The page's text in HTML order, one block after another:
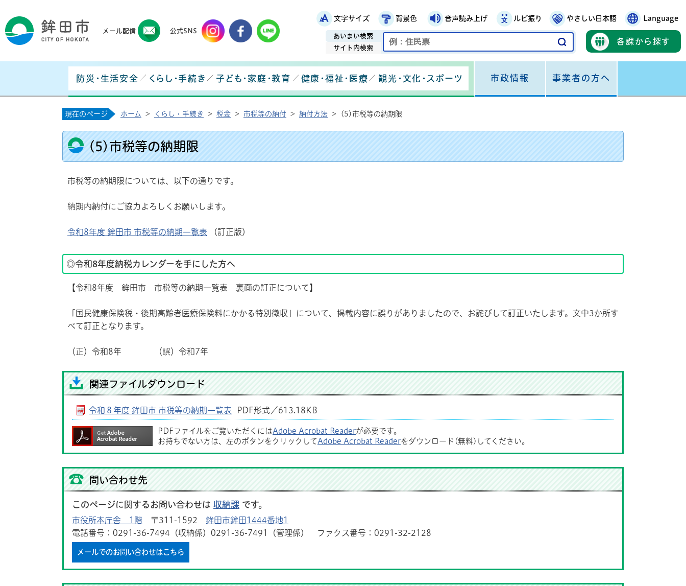
鉾田市役所ホームページ文字サイズ 背景色 音声読み上げ ルビ振り やさしい日本語 Language
各課から探す
あいまい検索
サイト内検索
メール配信
鉾田市メールマガジン
公式SNS
鉾田市公式Instagram
鉾田市公式Facebook
鉾田市公式LINE
防災・生活安全 くらし・手続き 子ども・家庭・教育 健康・福祉・医療 観光・文化・スポーツ 市政情報 事業者の方へ
現在のページ ホーム > くらし・手続き > 税金 > 市税等の納付 > 納付方法 > (5)市税等の納期限
(5)市税等の納期限
市税等の納期限については、以下の通りです。
納期内納付にご協力よろしくお願いします。
令和8年度 鉾田市 市税等の納期一覧表 （訂正版）
◎令和8年度納税カレンダーを手にした方へ
【令和8年度 鉾田市 市税等の納期一覧表 裏面の訂正について】
「国民健康保険税・後期高齢者医療保険料にかかる特別徴収」について、掲載内容に誤りがありましたので、お詫びして訂正いたします。文中3か所す
べて訂正となります。
（正）令和8年 （誤）令和7年
関連ファイルダウンロード
令和８年度 鉾田市 市税等の納期一覧表 PDF形式／613.18KB
PDFファイルをご覧いただくにはAdobe Acrobat Readerが必要です。
お持ちでない方は、左のボタンをクリックして Adobe Acrobat Readerをダウンロード(無料)してください。
問い合わせ先
このページに関するお問い合わせは 収納課 です。
市役所本庁舎 1階 〒311-1592 鉾田市鉾田1444番地1
電話番号：0291-36-7494（収納係）0291-36-7491（管理係） ファクス番号：0291-32-2128
メールでのお問い合わせはこちら